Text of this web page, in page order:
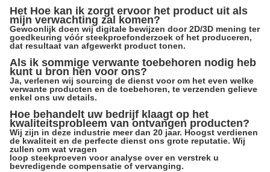
Het Hoe kan ik zorgt ervoor het product uit als
mijn verwachting zal komen?
Gewoonlijk doen wij digitale bewijzen door 2D/3D mening ter
goedkeuring vóór steekproefonderzoek of het produceren,
dat resultaat van afgewerkt product tonen.
Als ik sommige verwante toebehoren nodig heb
kunt u bron hen voor ons?
Ja, verlenen wij sourcing de dienst voor om het even welke
verwante producten en de toebehoren, te verzenden gelieve
enkel ons uw details.
Hoe behandelt uw bedrijf klaagt op het
kwaliteitsprobleem van ontvangen producten?
Wij zijn in deze industrie meer dan 20 jaar. Hoogst verdienen
de kwaliteit en de perfecte dienst ons grote reputatie. Wij
zullen om wat vragen
loop steekproeven voor analyse over en verstrek u
bevredigende compensatie of vervanging.